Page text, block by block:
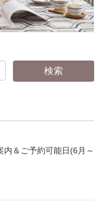
内＆ご予約可能日(6月～